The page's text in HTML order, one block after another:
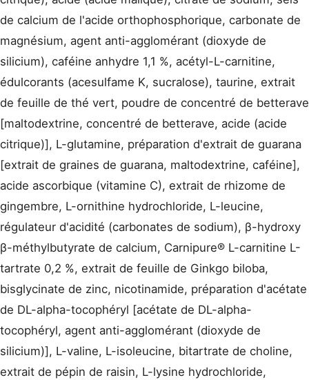
de calcium de l'acide orthophosphorique, carbonate de
magnésium, agent anti-agglomérant (dioxyde de
silicium), caféine anhydre 1,1 %, acétyl-L-carnitine,
édulcorants (acesulfame K, sucralose), taurine, extrait
de feuille de thé vert, poudre de concentré de betterave
[maltodextrine, concentré de betterave, acide (acide
citrique)], L-glutamine, préparation d'extrait de guarana
[extrait de graines de guarana, maltodextrine, caféine],
acide ascorbique (vitamine C), extrait de rhizome de
gingembre, L-ornithine hydrochloride, L-leucine,
régulateur d'acidité (carbonates de sodium), β-hydroxy
β-méthylbutyrate de calcium, Carnipure® L-carnitine L-
tartrate 0,2 %, extrait de feuille de Ginkgo biloba,
bisglycinate de zinc, nicotinamide, préparation d'acétate
de DL-alpha-tocophéryl [acétate de DL-alpha-
tocophéryl, agent anti-agglomérant (dioxyde de
silicium)], L-valine, L-isoleucine, bitartrate de choline,
extrait de pépin de raisin, L-lysine hydrochloride,